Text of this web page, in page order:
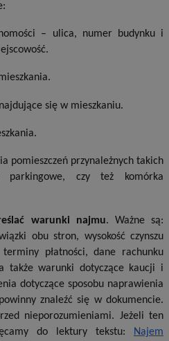
– ulica, numer budynku i
się w mieszkaniu.
pomieszczeń przynależnych takich
parkingowe, czy też komórka
warunki najmu. Ważne są:
obu stron, wysokość czynszu
płatności, dane rachunku
także warunki dotyczące kaucji i
dotyczące sposobu naprawienia
znaleźć się w dokumencie.
nieporozumieniami. Jeżeli ten
do lektury tekstu:
Najem